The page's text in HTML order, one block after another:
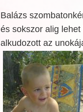
Balázs
és sokszor alig
alkudozott az